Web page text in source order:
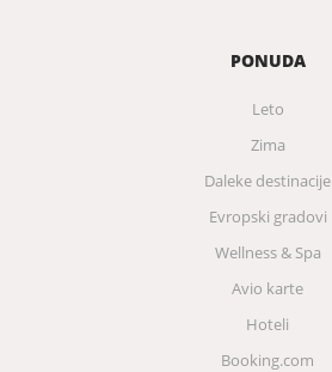
PONUDA
Leto
Zima
Daleke destinacije
Evropski gradovi
Wellness & Spa
Avio karte
Hoteli
Booking.com